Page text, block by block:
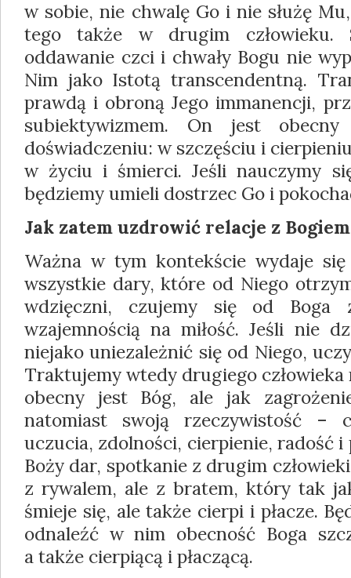
w sobie, nie chwalę Go i nie służę
tego także w drugim człowieku.
oddawanie czci i chwały Bogu nie
Nim jako Istotą transcendentną.
prawdą i obroną Jego immanencji,
subiektywizmem. On jest
doświadczeniu: w szczęściu i
w życiu i śmierci. Jeśli nauczymy
będziemy umieli dostrzec Go i
Jak zatem uzdrowić relacje z
Ważna w tym kontekście wydaje
wszystkie dary, które od Niego
wdzięczni, czujemy się od Boga
wzajemnością na miłość. Jeśli nie
niejako uniezależnić się od Niego,
Traktujemy wtedy drugiego
obecny jest Bóg, ale jak
natomiast swoją rzeczywistość –
uczucia, zdolności, cierpienie, radość i
Boży dar, spotkanie z drugim
z rywalem, ale z bratem, który tak
śmieje się, ale także cierpi i płacze.
odnaleźć w nim obecność Boga
a także cierpiącą i płaczącą.